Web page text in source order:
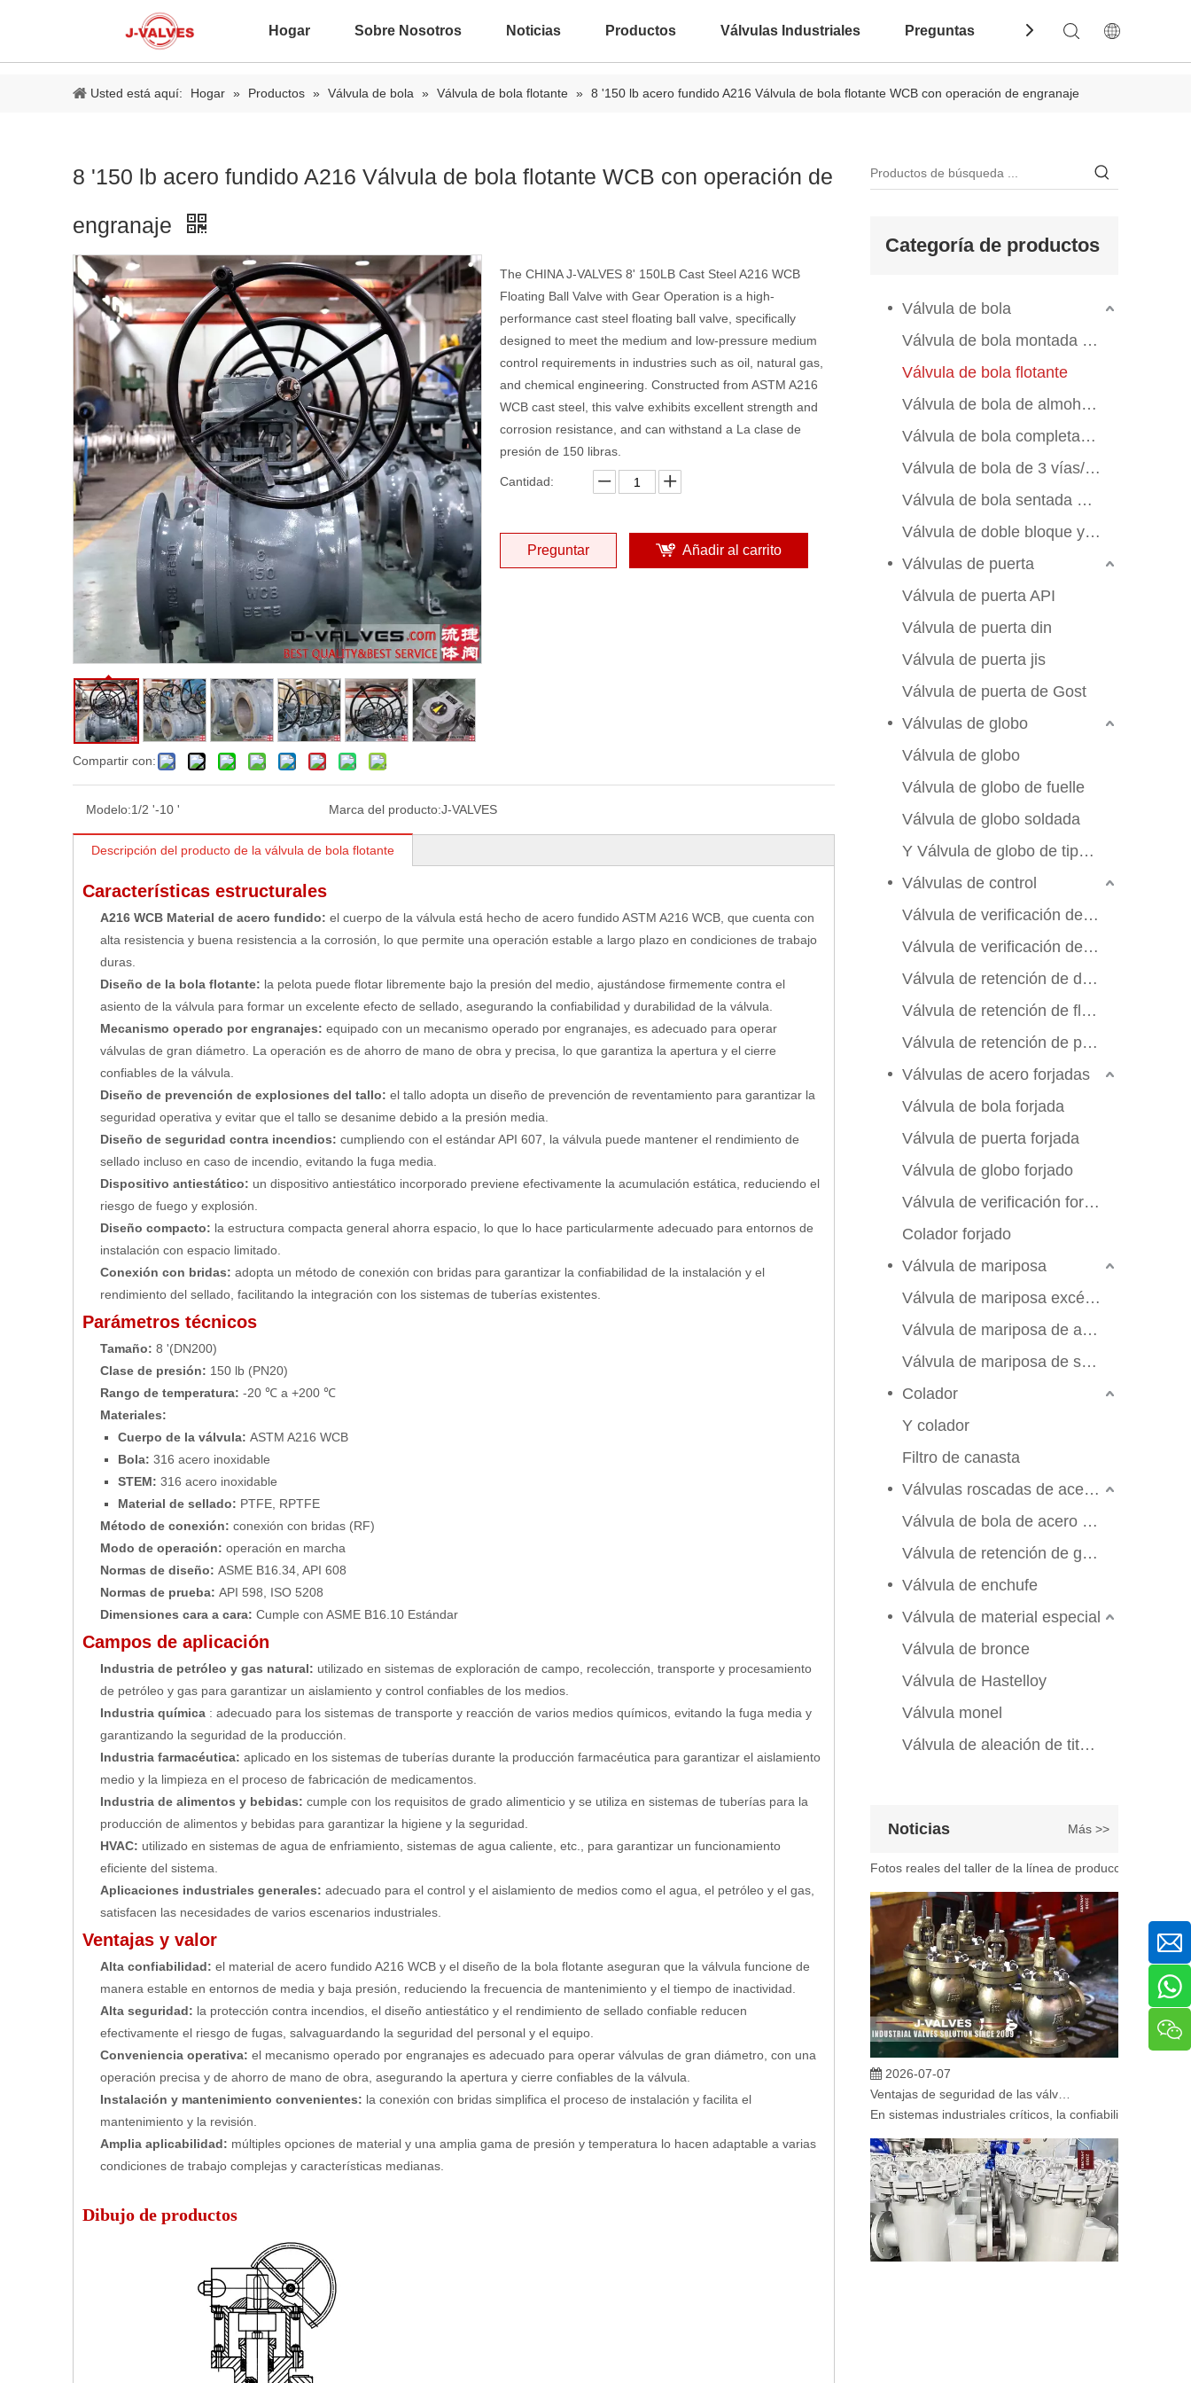
Hogar Sobre Nosotros Noticias Productos Válvulas Industriales Preguntas Frecuentes Contáctenos
Usted está aquí: Hogar » Productos » Válvula de bola » Válvula de bola flotante » 8 '150 lb acero fundido A216 Válvula de bola flotante WCB con operación de engranaje
8 '150 lb acero fundido A216 Válvula de bola flotante WCB con operación de
engranaje
Compartir con:
The CHINA J-VALVES 8' 150LB Cast Steel A216 WCB
Floating Ball Valve with Gear Operation is a high-
performance cast steel floating ball valve, specifically
designed to meet the medium and low-pressure medium
control requirements in industries such as oil, natural gas,
and chemical engineering. Constructed from ASTM A216
WCB cast steel, this valve exhibits excellent strength and
corrosion resistance, and can withstand a La clase de
presión de 150 libras.
Cantidad:
Preguntar Añadir al carrito
Modelo:1/2 '-10 ' Marca del producto:J-VALVES
Descripción del producto de la válvula de bola flotante
Características estructurales
A216 WCB Material de acero fundido: el cuerpo de la válvula está hecho de acero fundido ASTM A216 WCB, que cuenta con
alta resistencia y buena resistencia a la corrosión, lo que permite una operación estable a largo plazo en condiciones de trabajo
duras.
Diseño de la bola flotante: la pelota puede flotar libremente bajo la presión del medio, ajustándose firmemente contra el
asiento de la válvula para formar un excelente efecto de sellado, asegurando la confiabilidad y durabilidad de la válvula.
Mecanismo operado por engranajes: equipado con un mecanismo operado por engranajes, es adecuado para operar
válvulas de gran diámetro. La operación es de ahorro de mano de obra y precisa, lo que garantiza la apertura y el cierre
confiables de la válvula.
Diseño de prevención de explosiones del tallo: el tallo adopta un diseño de prevención de reventamiento para garantizar la
seguridad operativa y evitar que el tallo se desanime debido a la presión media.
Diseño de seguridad contra incendios: cumpliendo con el estándar API 607, la válvula puede mantener el rendimiento de
sellado incluso en caso de incendio, evitando la fuga media.
Dispositivo antiestático: un dispositivo antiestático incorporado previene efectivamente la acumulación estática, reduciendo el
riesgo de fuego y explosión.
Diseño compacto: la estructura compacta general ahorra espacio, lo que lo hace particularmente adecuado para entornos de
instalación con espacio limitado.
Conexión con bridas: adopta un método de conexión con bridas para garantizar la confiabilidad de la instalación y el
rendimiento del sellado, facilitando la integración con los sistemas de tuberías existentes.
Parámetros técnicos
Tamaño: 8 '(DN200)
Clase de presión: 150 lb (PN20)
Rango de temperatura: -20 ℃ a +200 ℃
Materiales:
Cuerpo de la válvula: ASTM A216 WCB
Bola: 316 acero inoxidable
STEM: 316 acero inoxidable
Material de sellado: PTFE, RPTFE
Método de conexión: conexión con bridas (RF)
Modo de operación: operación en marcha
Normas de diseño: ASME B16.34, API 608
Normas de prueba: API 598, ISO 5208
Dimensiones cara a cara: Cumple con ASME B16.10 Estándar
Campos de aplicación
Industria de petróleo y gas natural: utilizado en sistemas de exploración de campo, recolección, transporte y procesamiento
de petróleo y gas para garantizar un aislamiento y control confiables de los medios.
Industria química : adecuado para los sistemas de transporte y reacción de varios medios químicos, evitando la fuga media y
garantizando la seguridad de la producción.
Industria farmacéutica: aplicado en los sistemas de tuberías durante la producción farmacéutica para garantizar el aislamiento
medio y la limpieza en el proceso de fabricación de medicamentos.
Industria de alimentos y bebidas: cumple con los requisitos de grado alimenticio y se utiliza en sistemas de tuberías para la
producción de alimentos y bebidas para garantizar la higiene y la seguridad.
HVAC: utilizado en sistemas de agua de enfriamiento, sistemas de agua caliente, etc., para garantizar un funcionamiento
eficiente del sistema.
Aplicaciones industriales generales: adecuado para el control y el aislamiento de medios como el agua, el petróleo y el gas,
satisfacen las necesidades de varios escenarios industriales.
Ventajas y valor
Alta confiabilidad: el material de acero fundido A216 WCB y el diseño de la bola flotante aseguran que la válvula funcione de
manera estable en entornos de media y baja presión, reduciendo la frecuencia de mantenimiento y el tiempo de inactividad.
Alta seguridad: la protección contra incendios, el diseño antiestático y el rendimiento de sellado confiable reducen
efectivamente el riesgo de fugas, salvaguardando la seguridad del personal y el equipo.
Conveniencia operativa: el mecanismo operado por engranajes es adecuado para operar válvulas de gran diámetro, con una
operación precisa y de ahorro de mano de obra, asegurando la apertura y cierre confiables de la válvula.
Instalación y mantenimiento convenientes: la conexión con bridas simplifica el proceso de instalación y facilita el
mantenimiento y la revisión.
Amplia aplicabilidad: múltiples opciones de material y una amplia gama de presión y temperatura lo hacen adaptable a varias
condiciones de trabajo complejas y características medianas.
Dibujo de productos
Categoría de productos
Válvula de bola
Válvula de bola montada en el muelle
Válvula de bola flotante
Válvula de bola de almohadilla de montaje
Válvula de bola completamente soldada
Válvula de bola de 3 vías/4 vías
Válvula de bola sentada de metal
Válvula de doble bloque y sangrado
Válvulas de puerta
Válvula de puerta API
Válvula de puerta din
Válvula de puerta jis
Válvula de puerta de Gost
Válvulas de globo
Válvula de globo
Válvula de globo de fuelle
Válvula de globo soldada
Y Válvula de globo de tipo Y
Válvulas de control
Válvula de verificación de swing
Válvula de verificación de elevación
Válvula de retención de doble aleta
Válvula de retención de flujo axial
Válvula de retención de placa de manchas
Válvulas de acero forjadas
Válvula de bola forjada
Válvula de puerta forjada
Válvula de globo forjado
Válvula de verificación forjada
Colador forjado
Válvula de mariposa
Válvula de mariposa excéntrica triple
Válvula de mariposa de alto rendimiento
Válvula de mariposa de sello suave
Colador
Y colador
Filtro de canasta
Válvulas roscadas de acero inoxidable
Válvula de bola de acero inoxidable
Válvula de retención de globo de compuerta
Válvula de enchufe
Válvula de material especial
Válvula de bronce
Válvula de Hastelloy
Válvula monel
Válvula de aleación de titanio
Noticias Más >>
2026-06-25
2026-07-07
En sistemas industriales críticos, la confiabilidad de las